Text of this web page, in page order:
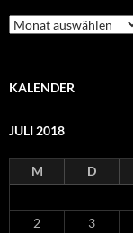
Archiv
KALENDER
JULI 2018
M D
2
3